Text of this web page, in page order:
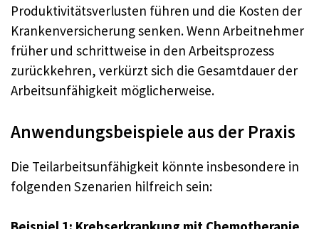
Produktivitätsverlusten führen und die Kosten der
Krankenversicherung senken. Wenn Arbeitnehmer
früher und schrittweise in den Arbeitsprozess
zurückkehren, verkürzt sich die Gesamtdauer der
Arbeitsunfähigkeit möglicherweise.
Anwendungsbeispiele aus der Praxis
Die Teilarbeitsunfähigkeit könnte insbesondere in
folgenden Szenarien hilfreich sein: